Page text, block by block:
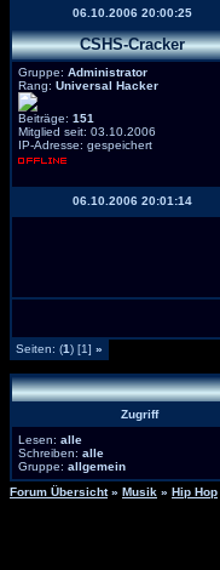
06.10.2006 20:00:25
CSHS-Cracker
Gruppe: Administrator
Rang: Universal Hacker
Beiträge: 151
Mitglied seit: 03.10.2006
IP-Adresse: gespeichert
06.10.2006 20:01:14
Seiten: (1) [1] »
Zugriff
Lesen: alle
Schreiben: alle
Gruppe: allgemein
Forum Übersicht » Musik » Hip Hop